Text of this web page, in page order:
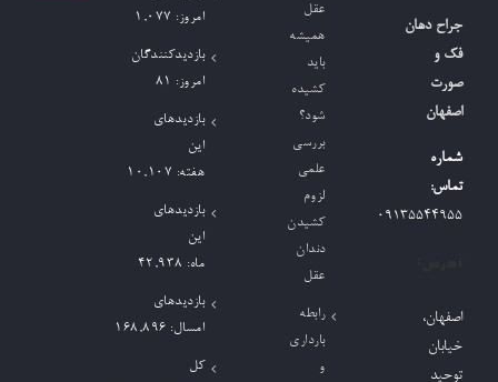
جراح دهان
فک و
صورت
اصفهان
شماره
تماس:
09135544955
اصفهان،
خیابان
توحید
عقل
همیشه
باید
کشیده
شود؟
بررسی
علمی
لزوم
کشیدن
دندان
عقل
رابطه
بارداری
و
امروز: 1,077
بازدیدکنندگان
امروز: 81
بازدیدهای
این
هفته: 10,107
بازدیدهای
این
ماه: 42,938
بازدیدهای
امسال: 168,896
کل